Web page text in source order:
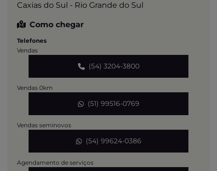
Caxias do Sul - Rio Grande do Sul
Como chegar
Telefones
Vendas
(54) 3204-3800
Vendas 0km
(51) 99516-0769
Vendas seminovos
(54) 99624-0386
Agendamento de serviços